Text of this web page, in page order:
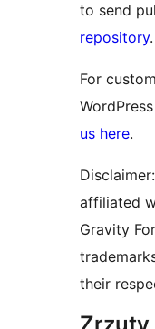
to send
repository.
For
us here.
affiliated
Gravity
their